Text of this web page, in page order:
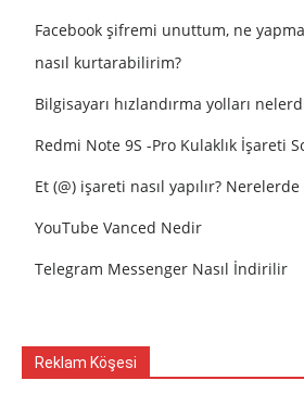
Facebook şifremi unuttum, ne
nasıl kurtarabilirim?
Bilgisayarı hızlandırma yolları
Redmi Note 9S -Pro Kulaklık İşareti
Et (@) işareti nasıl yapılır? Nerelerde
YouTube Vanced Nedir
Telegram Messenger Nasıl İndirilir
Reklam Köşesi